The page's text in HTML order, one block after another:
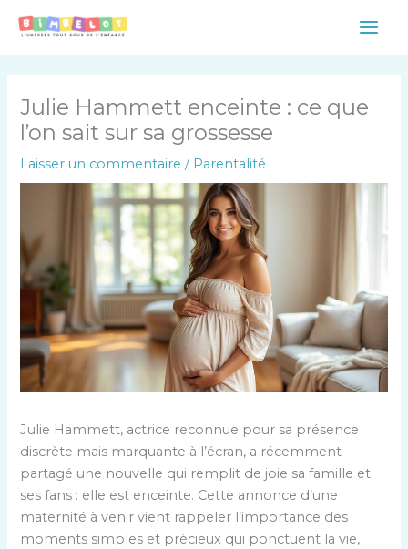
Main
Julie Hammett enceinte : ce que
l’on sait sur sa grossesse
Laisser un commentaire / Parentalité
Julie Hammett, actrice reconnue pour sa présence
discrète mais marquante à l’écran, a récemment
partagé une nouvelle qui remplit de joie sa famille et
ses fans : elle est enceinte. Cette annonce d’une
maternité à venir vient rappeler l’importance des
moments simples et précieux qui ponctuent la vie,